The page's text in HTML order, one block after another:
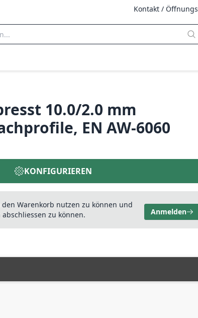
Kontakt /
10.0/2.0 mm
EN AW-6060
KONFIGURIEREN
Warenkorb nutzen zu können und
zu können.
Anmelden